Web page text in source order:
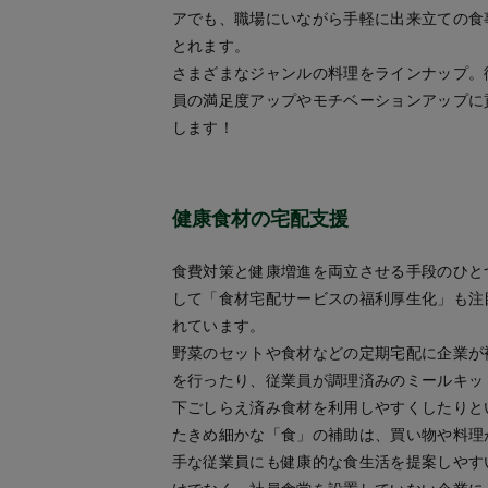
アでも、職場にいながら手軽に出来立ての食
とれます。
さまざまなジャンルの料理をラインナップ。
員の満足度アップやモチベーションアップに
します！
健康食材の宅配支援
食費対策と健康増進を両立させる手段のひと
して「食材宅配サービスの福利厚生化」も注
れています。
野菜のセットや食材などの定期宅配に企業が
を行ったり、従業員が調理済みのミールキッ
下ごしらえ済み食材を利用しやすくしたりと
たきめ細かな「食」の補助は、買い物や料理
手な従業員にも健康的な食生活を提案しやす